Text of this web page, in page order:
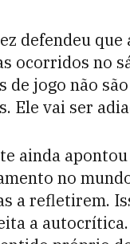
defendeu
ocorridos no
de jogo não
Ele vai ser
ainda
no
a refletirem.
a